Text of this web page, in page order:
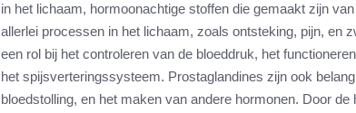
in het lichaam, hormoonachtige stoffen die gemaakt zijn
allerlei processen in het lichaam, zoals ontsteking, pijn, en
een rol bij het controleren van de bloeddruk, het
het spijsverteringssysteem. Prostaglandines zijn ook
bloedstolling, en het maken van andere hormonen. Door de